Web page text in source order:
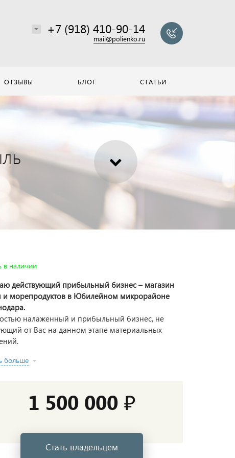
+7 (918) 410-90-14
mail@polienko.ru
ОТЗЫВЫ БЛОГ СТАТЬИ
в наличии
действующий прибыльный бизнес – магазин
морепродуктов в Юбилейном микрорайоне
налаженный и прибыльный бизнес, не
от Вас на данном этапе материальных
больше
1 500 000 ₽
Стать владельцем